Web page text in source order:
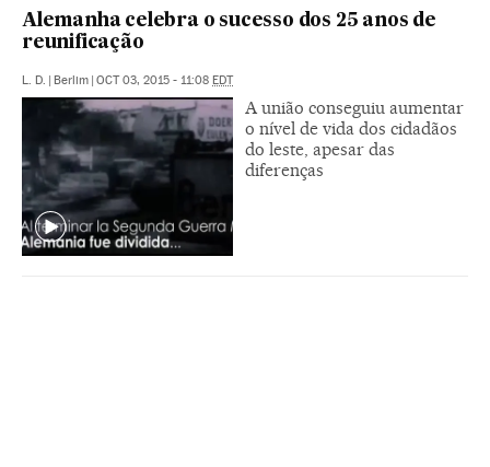
Alemanha celebra o sucesso dos 25 anos de
reunificação
L. D. Berlim OCT 03, 2015 - 11:08 EDT
A união conseguiu aumentar
o nível de vida dos cidadãos
do leste, apesar das
diferenças